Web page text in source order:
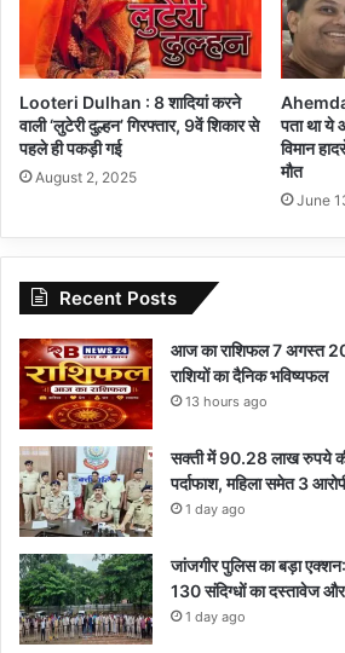
Looteri Dulhan : 8 शादियां करने
वाली ‘लुटेरी दुल्हन’ गिरफ्तार, 9वें शिकार से
पहले ही पकड़ी गई
August 2, 2025
पता था ये
विमान
मौत
June
Recent Posts
आज का राशिफल 7 अगस्त
राशियों का दैनिक भविष्यफल
13 hours ago
सक्ती में 90.28 लाख रुपये की
पर्दाफाश, महिला समेत 3
1 day ago
जांजगीर पुलिस का बड़ा
130 संदिग्धों का दस्तावेज
1 day ago